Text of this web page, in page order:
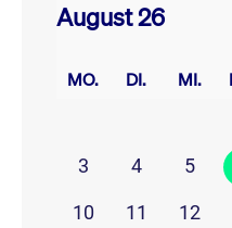
August 26
MO. DI. MI.
3
4 5
10 11 12